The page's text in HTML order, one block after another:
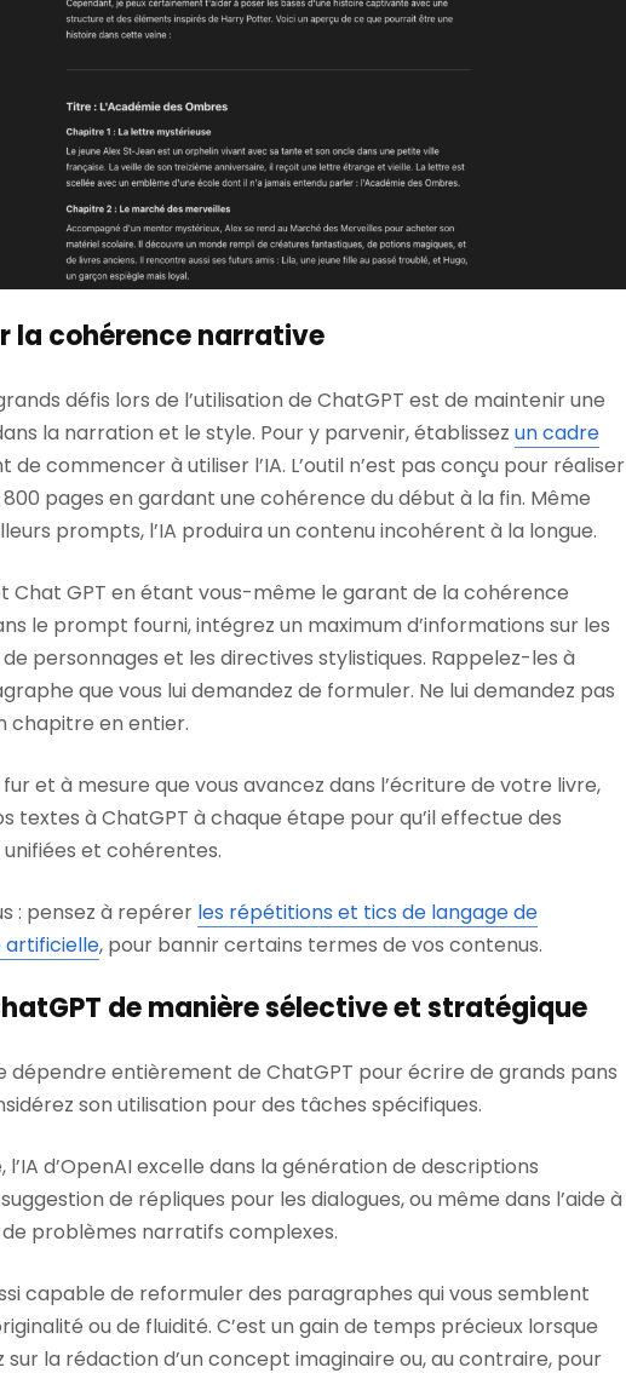
la cohérence narrative
défis lors de l’utilisation de ChatGPT est de maintenir une
la narration et le style. Pour y parvenir, établissez un cadre
de commencer à utiliser l’IA. L’outil n’est pas conçu pour réaliser
pages en gardant une cohérence du début à la fin. Même
prompts, l’IA produira un contenu incohérent à la longue.
Chat GPT en étant vous-même le garant de la cohérence
le prompt fourni, intégrez un maximum d’informations sur les
personnages et les directives stylistiques. Rappelez-les à
que vous lui demandez de formuler. Ne lui demandez pas
chapitre en entier.
fur et à mesure que vous avancez dans l’écriture de votre livre,
textes à ChatGPT à chaque étape pour qu’il effectue des
et cohérentes.
: pensez à repérer les répétitions et tics de langage de
artificielle, pour bannir certains termes de vos contenus.
de manière sélective et stratégique
dépendre entièrement de ChatGPT pour écrire de grands pans
son utilisation pour des tâches spécifiques.
l’IA d’OpenAI excelle dans la génération de descriptions
de répliques pour les dialogues, ou même dans l’aide à
problèmes narratifs complexes.
capable de reformuler des paragraphes qui vous semblent
ou de fluidité. C’est un gain de temps précieux lorsque
sur la rédaction d’un concept imaginaire ou, au contraire, pour